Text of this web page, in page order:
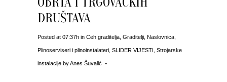
DRUŠTAVA
Posted at 07:37h in Ceh graditelja Graditelji Naslovnica
Plinoserviseri i plinoinstalateri SLIDER VIJESTI Strojarske
instalacije byAnes Šuvalić